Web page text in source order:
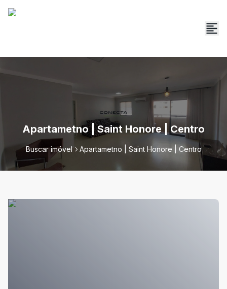
Apartametno | Saint Honore | Centro
Buscar imóvel Apartametno | Saint Honore | Centro